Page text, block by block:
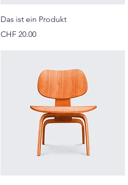
Das ist ein Produkt
Preis
CHF 20.00